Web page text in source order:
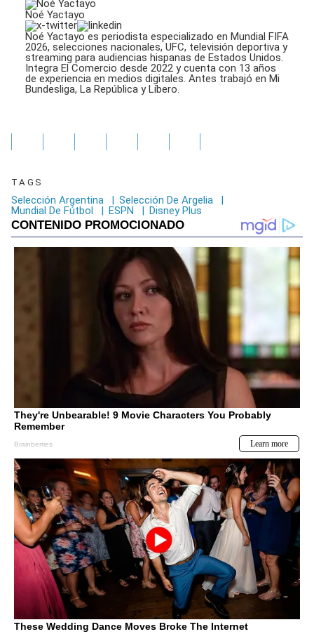
Noé Yactayo
Noé Yactayo es periodista especializado en Mundial FIFA
2026, selecciones nacionales, UFC, televisión deportiva y
streaming para audiencias hispanas de Estados Unidos.
Integra El Comercio desde 2022 y cuenta con 13 años
de experiencia en medios digitales. Antes trabajó en Mi
Bundesliga, La República y Líbero.
TAGS
Selección Argentina | Selección De Argelia
|
Mundial De Fútbol
| ESPN | Disney Plus